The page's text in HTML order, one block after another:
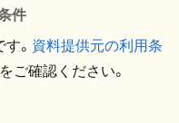
件
。 資料提供元の利用条
ご確認ください。